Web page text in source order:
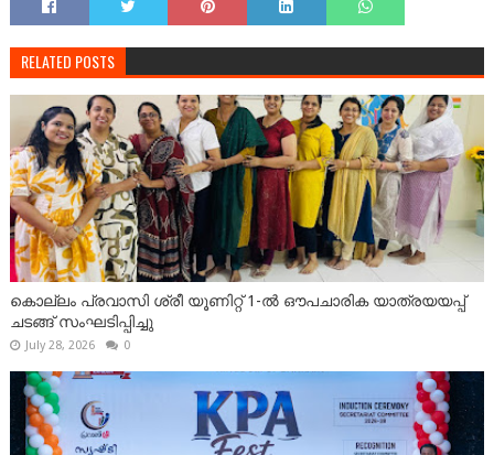
RELATED POSTS
കൊല്ലം പ്രവാസി ശ്രീ യൂണിറ്റ് 1-ൽ ഔപചാരിക യാത്രയയപ്പ്
ചടങ്ങ് സംഘടിപ്പിച്ചു
July 28, 2026 0